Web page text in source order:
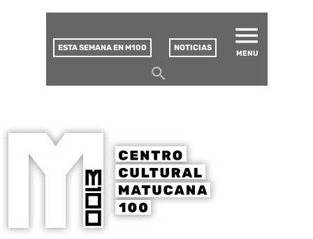
CULTURAL
ESTA SEMANA EN M100 NOTICIAS
MENU